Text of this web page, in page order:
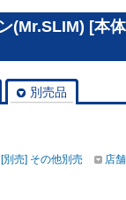
(Mr.SLIM) [本
別売品
[別売] その他別売
店